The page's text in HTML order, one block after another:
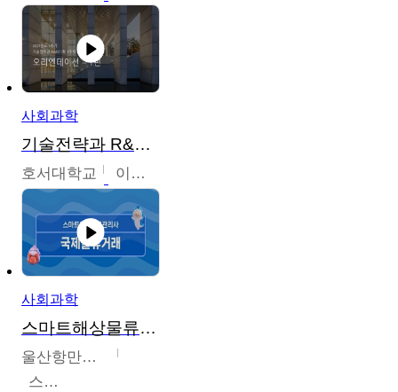
사회과학
기술전략과 R&D기획
호서대학교 이원희
사회과학
스마트해상물류관리사 교육과정
울산항만공사
스마트해상물류관리사 교육위원회